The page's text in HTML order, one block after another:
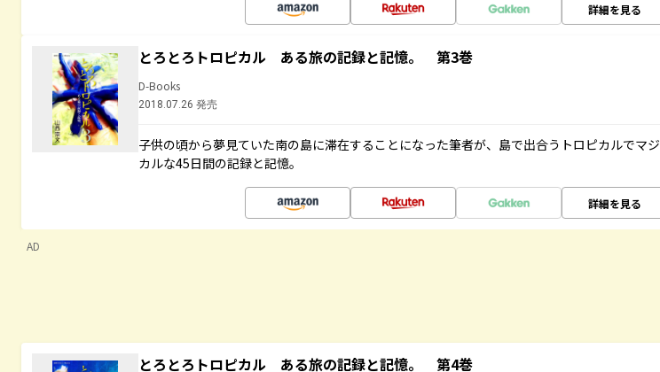
詳細を見る
とろとろトロピカル ある旅の記録と記憶。 第3巻
D-Books
2018.07.26 発売
子供の頃から夢見ていた南の島に滞在することになった筆者が、島で出合うトロピカルでマジ
カルな45日間の記録と記憶。
詳細を見る
AD
とろとろトロピカル ある旅の記録と記憶。 第4巻